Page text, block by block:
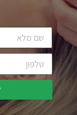
הרכבי אברהם 11, תל אביב
054-472-7355